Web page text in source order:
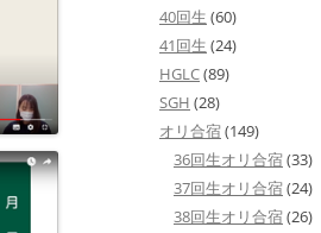
40回生 (60)
41回生 (24)
HGLC(89)
SGH (28)
オリ合宿(149)
36回生オリ合宿(33)
37回生オリ合宿(24)
38回生オリ合宿(26)